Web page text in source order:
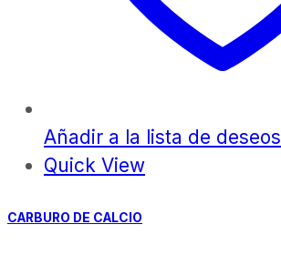
Añadir a la lista de deseos
Quick View
CARBURO DE CALCIO